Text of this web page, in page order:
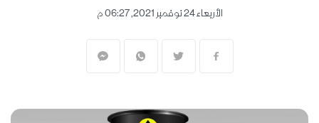
الأربعاء 24 نوفمبر 2021, 06:27 م